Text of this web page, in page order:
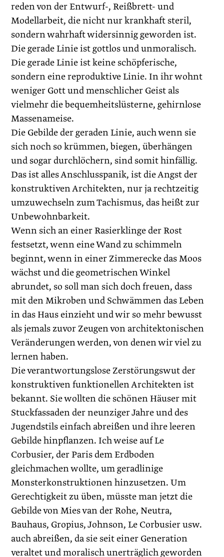
reden von der Entwurf-, Reißbrett- und
Modellarbeit, die nicht nur krankhaft steril,
sondern wahrhaft widersinnig geworden ist.
Die gerade Linie ist gottlos und unmoralisch.
Die gerade Linie ist keine schöpferische,
sondern eine reproduktive Linie. In ihr wohnt
weniger Gott und menschlicher Geist als
vielmehr die bequemheitslüsterne, gehirnlose
Massenameise.
Die Gebilde der geraden Linie, auch wenn sie
sich noch so krümmen, biegen, überhängen
und sogar durchlöchern, sind somit hinfällig.
Das ist alles Anschlusspanik, ist die Angst der
konstruktiven Architekten, nur ja rechtzeitig
umzuwechseln zum Tachismus, das heißt zur
Unbewohnbarkeit.
Wenn sich an einer Rasierklinge der Rost
festsetzt, wenn eine Wand zu schimmeln
beginnt, wenn in einer Zimmerecke das Moos
wächst und die geometrischen Winkel
abrundet, so soll man sich doch freuen, dass
mit den Mikroben und Schwämmen das Leben
in das Haus einzieht und wir so mehr bewusst
als jemals zuvor Zeugen von architektonischen
Veränderungen werden, von denen wir viel zu
lernen haben.
Die verantwortungslose Zerstörungswut der
konstruktiven funktionellen Architekten ist
bekannt. Sie wollten die schönen Häuser mit
Stuckfassaden der neunziger Jahre und des
Jugendstils einfach abreißen und ihre leeren
Gebilde hinpflanzen. Ich weise auf Le
Corbusier, der Paris dem Erdboden
gleichmachen wollte, um geradlinige
Monsterkonstruktionen hinzusetzen. Um
Gerechtigkeit zu üben, müsste man jetzt die
Gebilde von Mies van der Rohe, Neutra,
Bauhaus, Gropius, Johnson, Le Corbusier usw.
auch abreißen, da sie seit einer Generation
veraltet und moralisch unerträglich geworden